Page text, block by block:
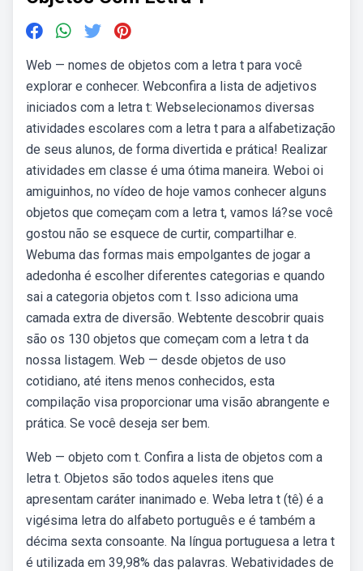
Web — nomes de objetos com a letra t para você
explorar e conhecer. Webconfira a lista de adjetivos
iniciados com a letra t: Webselecionamos diversas
atividades escolares com a letra t para a alfabetização
de seus alunos, de forma divertida e prática! Realizar
atividades em classe é uma ótima maneira. Weboi oi
amiguinhos, no vídeo de hoje vamos conhecer alguns
objetos que começam com a letra t, vamos lá?se você
gostou não se esquece de curtir, compartilhar e.
Webuma das formas mais empolgantes de jogar a
adedonha é escolher diferentes categorias e quando
sai a categoria objetos com t. Isso adiciona uma
camada extra de diversão. Webtente descobrir quais
são os 130 objetos que começam com a letra t da
nossa listagem. Web — desde objetos de uso
cotidiano, até itens menos conhecidos, esta
compilação visa proporcionar uma visão abrangente e
prática. Se você deseja ser bem.
Web — objeto com t. Confira a lista de objetos com a
letra t. Objetos são todos aqueles itens que
apresentam caráter inanimado e. Weba letra t (tê) é a
vigésima letra do alfabeto português e é também a
décima sexta consoante. Na língua portuguesa a letra t
é utilizada em 39,98% das palavras. Webatividades de